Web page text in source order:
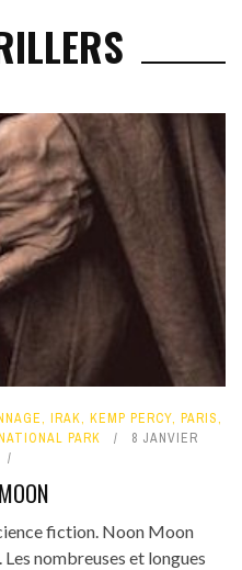
, IRAK, KEMP PERCY, PARIS,
PARK
8 JANVIER
fiction. Noon Moon
nombreuses et longues